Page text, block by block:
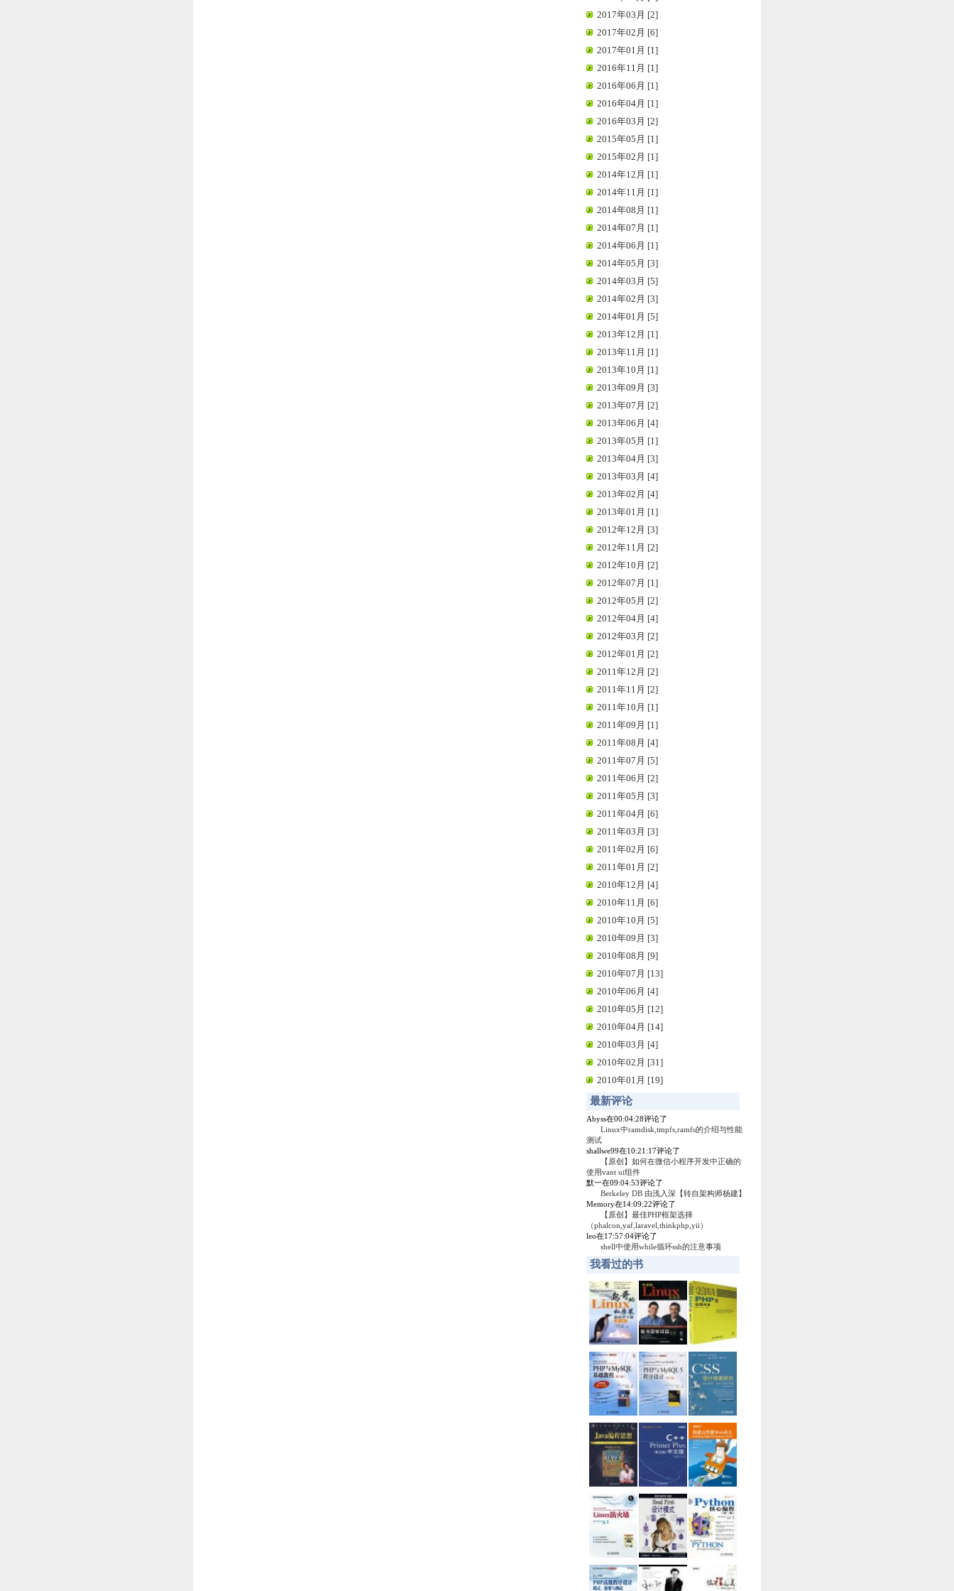
2017年03月 [2]
2017年02月 [6]
2017年01月 [1]
2016年11月 [1]
2016年06月 [1]
2016年04月 [1]
2016年03月 [2]
2015年05月 [1]
2015年02月 [1]
2014年12月 [1]
2014年11月 [1]
2014年08月 [1]
2014年07月 [1]
2014年06月 [1]
2014年05月 [3]
2014年03月 [5]
2014年02月 [3]
2014年01月 [5]
2013年12月 [1]
2013年11月 [1]
2013年10月 [1]
2013年09月 [3]
2013年07月 [2]
2013年06月 [4]
2013年05月 [1]
2013年04月 [3]
2013年03月 [4]
2013年02月 [4]
2013年01月 [1]
2012年12月 [3]
2012年11月 [2]
2012年10月 [2]
2012年07月 [1]
2012年05月 [2]
2012年04月 [4]
2012年03月 [2]
2012年01月 [2]
2011年12月 [2]
2011年11月 [2]
2011年10月 [1]
2011年09月 [1]
2011年08月 [4]
2011年07月 [5]
2011年06月 [2]
2011年05月 [3]
2011年04月 [6]
2011年03月 [3]
2011年02月 [6]
2011年01月 [2]
2010年12月 [4]
2010年11月 [6]
2010年10月 [5]
2010年09月 [3]
2010年08月 [9]
2010年07月 [13]
2010年06月 [4]
2010年05月 [12]
2010年04月 [14]
2010年03月 [4]
2010年02月 [31]
2010年01月 [19]
最新评论
Abyss在00:04:28评论了
Linux中ramdisk,tmpfs,ramfs的介绍与性能
测试
shallwe99在10:21:17评论了
【原创】如何在微信小程序开发中正确的
使用vant ui组件
默一在09:04:53评论了
Berkeley DB 由浅入深【转自架构师杨建】
Memory在14:09:22评论了
【原创】最佳PHP框架选择
（phalcon,yaf,laravel,thinkphp,yii）
leo在17:57:04评论了
shell中使用while循环ssh的注意事项
我看过的书